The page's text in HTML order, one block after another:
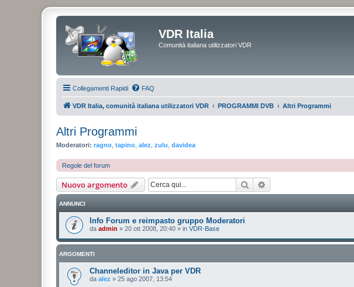
VDR Italia
Comunità italiana utilizzatori VDR
Collegamenti Rapidi FAQ
VDR Italia, comunità italiana utilizzatori VDR PROGRAMMI DVB Altri Programmi
Altri Programmi
Moderatori: ragno tapino alez zulu davidea
Regole del forum
Nuovo argomento Cerca
ANNUNCI
Info Forum e reimpasto gruppo Moderatori
da admin » 20 ott 2008, 20:40 » in VDR-Base
ARGOMENTI
Channeleditor in Java per VDR
da alez » 25 ago 2007, 13:54